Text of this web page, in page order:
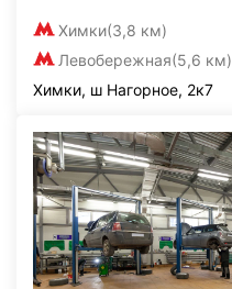
Химки(3,8 км)
Левобережная(5,6 км)
Химки, ш Нагорное, 2к7